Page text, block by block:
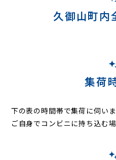
久御山町内
集荷
下の表の時間帯で集荷に伺い
ご自身でコンビニに持ち込む